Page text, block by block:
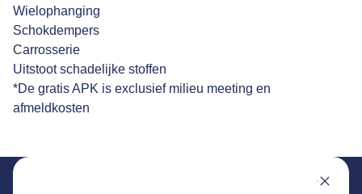
Wielophanging
Schokdempers
Carrosserie
Uitstoot schadelijke stoffen
*De gratis APK is exclusief milieu meeting en
afmeldkosten